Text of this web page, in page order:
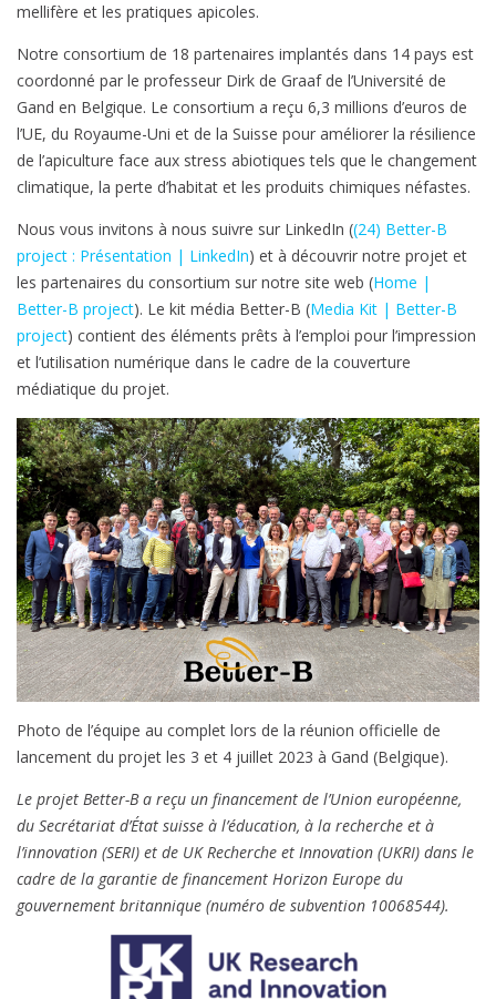
mellifère et les pratiques apicoles.
Notre consortium de 18 partenaires implantés dans 14 pays est
coordonné par le professeur Dirk de Graaf de l’Université de
Gand en Belgique. Le consortium a reçu 6,3 millions d’euros de
l’UE, du Royaume-Uni et de la Suisse pour améliorer la résilience
de l’apiculture face aux stress abiotiques tels que le changement
climatique, la perte d’habitat et les produits chimiques néfastes.
Nous vous invitons à nous suivre sur LinkedIn ((24) Better-B
project : Présentation | LinkedIn) et à découvrir notre projet et
les partenaires du consortium sur notre site web (Home |
Better-B project). Le kit média Better-B (Media Kit | Better-B
project) contient des éléments prêts à l’emploi pour l’impression
et l’utilisation numérique dans le cadre de la couverture
médiatique du projet.
Photo de l’équipe au complet lors de la réunion officielle de
lancement du projet les 3 et 4 juillet 2023 à Gand (Belgique).
Le projet Better-B a reçu un financement de l’Union européenne,
du Secrétariat d’État suisse à l’éducation, à la recherche et à
l’innovation (SERI) et de UK Recherche et Innovation (UKRI) dans le
cadre de la garantie de financement Horizon Europe du
gouvernement britannique (numéro de subvention 10068544).